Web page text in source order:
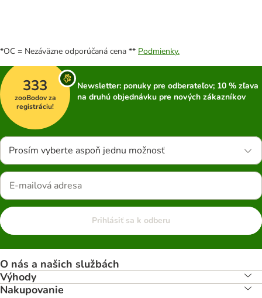
*OC = Nezáväzne odporúčaná cena ** Podmienky.
333
zooBodov za
registráciu!
Newsletter: ponuky pre odberateľov; 10 % zľava
na druhú objednávku pre nových zákazníkov
Prosím vyberte aspoň jednu možnosť
Prihlásiť sa k odberu
O nás a našich službách
Výhody
Nakupovanie